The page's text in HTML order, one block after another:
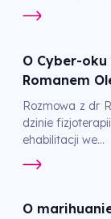
O Cyber-
Romanem
Rozmowa z dr
dzinie
ehabilitacji we...
O